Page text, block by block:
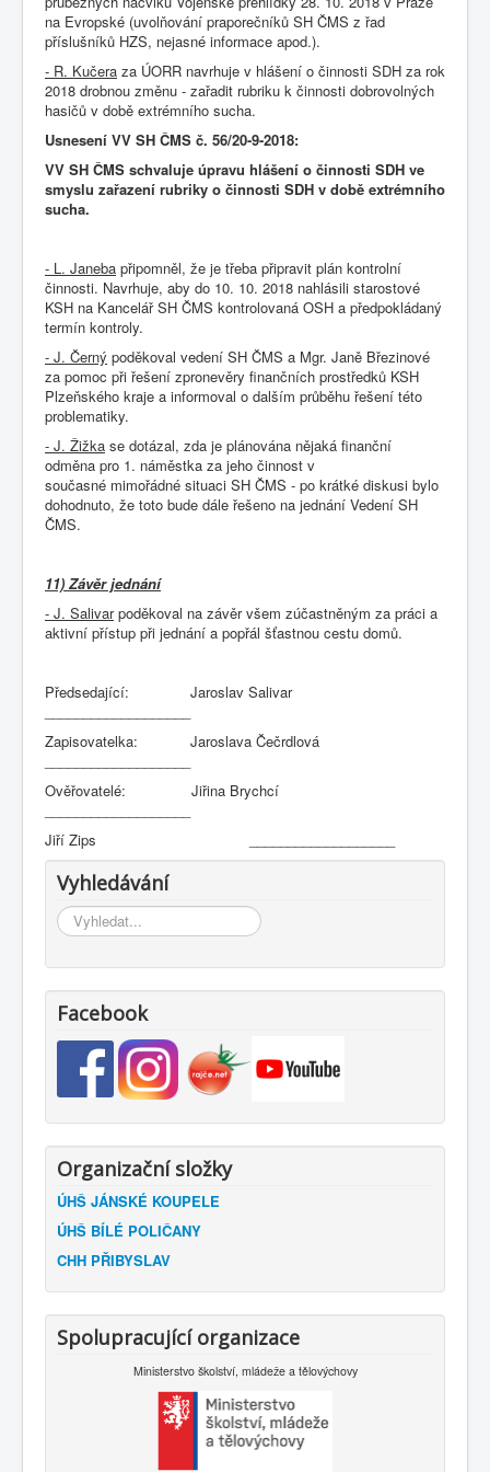
na Evropské (uvolňování praporečníků SH ČMS z řad
příslušníků HZS, nejasné informace apod.).
- R. Kučera za ÚORR navrhuje v hlášení o činnosti SDH za rok
2018 drobnou změnu - zařadit rubriku k činnosti dobrovolných
hasičů v době extrémního sucha.
Usnesení VV SH ČMS č. 56/20-9-2018:
VV SH ČMS schvaluje úpravu hlášení o činnosti SDH ve
smyslu zařazení rubriky o činnosti SDH v době extrémního
sucha.
- L. Janeba připomněl, že je třeba připravit plán kontrolní
činnosti. Navrhuje, aby do 10. 10. 2018 nahlásili starostové
KSH na Kancelář SH ČMS kontrolovaná OSH a předpokládaný
termín kontroly.
- J. Černý poděkoval vedení SH ČMS a Mgr. Janě Březinové
za pomoc při řešení zpronevěry finančních prostředků KSH
Plzeňského kraje a informoval o dalším průběhu řešení této
problematiky.
- J. Žižka se dotázal, zda je plánována nějaká finanční
odměna pro 1. náměstka za jeho činnost v
současné mimořádné situaci SH ČMS - po krátké diskusi bylo
dohodnuto, že toto bude dále řešeno na jednání Vedení SH
ČMS.
11) Závěr jednání
- J. Salivarpoděkoval na závěr všem zúčastněným za práci a
aktivní přístup při jednání a popřál šťastnou cestu domů.
Předsedající: Jaroslav Salivar
Zapisovatelka: Jaroslava Čečrdlová
Ověřovatelé: Jiřina Brychcí
Jiří Zips ___________________
Vyhledávání
Vyhledávání...
Facebook
Organizační složky
ÚHŠ JÁNSKÉ KOUPELE
ÚHŠ BÍLÉ POLIČANY
CHH PŘIBYSLAV
Spolupracující organizace
Ministerstvo školství, mládeže a tělovýchovy